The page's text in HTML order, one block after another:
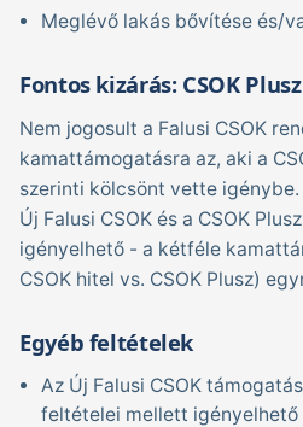
Meglévő lakás bővítése és/
Fontos kizárás: CSOK Plusz
Nem jogosult a Falusi CSOK
kamattámogatásra az, aki a
szerinti kölcsönt vette
Új Falusi CSOK és a CSOK
igényelhető - a kétféle
CSOK hitel vs. CSOK Plusz)
Egyéb feltételek
Az Új Falusi CSOK
feltételei mellett igényelhető